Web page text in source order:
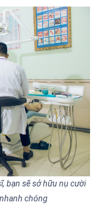
bạn sẽ sở hữu nụ cười
chóng